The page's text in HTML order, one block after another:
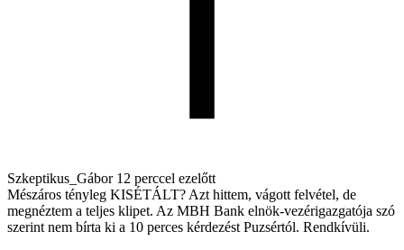
Szkeptikus_Gábor 12 perccel ezelőtt
Mészáros tényleg KISÉTÁLT? Azt hittem, vágott felvétel, de
megnéztem a teljes klipet. Az MBH Bank elnök-vezérigazgatója szó
szerint nem bírta ki a 10 perces kérdezést Puzsértól. Rendkívüli.